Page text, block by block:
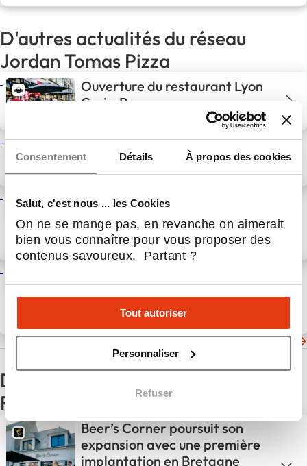
Consentement Détails À propos des cookies
Salut, c'est nous ... les Cookies
On ne se mange pas, en revanche on aimerait
bien vous connaître pour vous proposer des
contenus savoureux. Partant ?
Tout autoriser
Personnaliser
Refuser
D'autres actualités du réseau
Jordan Tomas Pizza
Ouverture du restaurant Lyon
Croix-Rousse
Les prémices d’une success
story
6 Juin 2025Actualités
Du coup de cœur client à la
création d’un réseau de
franchises
22 Mai 2025 Actualités
Responsable Communication
Jordan Tomas Pizza
Les dernières actualités de Jordan Tomas Pizza
D'autres actualités du secteur
Restauration
Beer’s Corner poursuit son
expansion avec une première
implantation en Bretagne